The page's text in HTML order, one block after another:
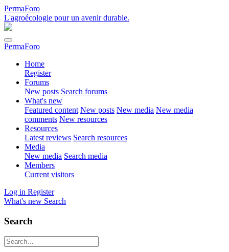
PermaForo
L'agroécologie pour un avenir durable.
PermaForo
Home
Register
Forums
New posts Search forums
What's new
Featured content New posts New media New media
comments New resources
Resources
Latest reviews Search resources
Media
New media Search media
Members
Current visitors
Log in Register
What's new Search
Search